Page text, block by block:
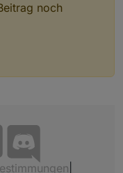
noch